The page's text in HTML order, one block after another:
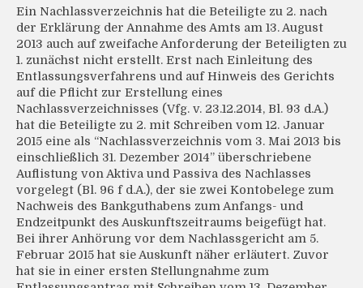
Ein Nachlassverzeichnis hat die Beteiligte zu 2. nach
der Erklärung der Annahme des Amts am 13. August
2013 auch auf zweifache Anforderung der Beteiligten zu
1. zunächst nicht erstellt. Erst nach Einleitung des
Entlassungsverfahrens und auf Hinweis des Gerichts
auf die Pflicht zur Erstellung eines
Nachlassverzeichnisses (Vfg. v. 23.12.2014, Bl. 93 d.A.)
hat die Beteiligte zu 2. mit Schreiben vom 12. Januar
2015 eine als “Nachlassverzeichnis vom 3. Mai 2013 bis
einschließlich 31. Dezember 2014” überschriebene
Auflistung von Aktiva und Passiva des Nachlasses
vorgelegt (Bl. 96 f d.A.), der sie zwei Kontobelege zum
Nachweis des Bankguthabens zum Anfangs- und
Endzeitpunkt des Auskunftszeitraums beigefügt hat.
Bei ihrer Anhörung vor dem Nachlassgericht am 5.
Februar 2015 hat sie Auskunft näher erläutert. Zuvor
hat sie in einer ersten Stellungnahme zum